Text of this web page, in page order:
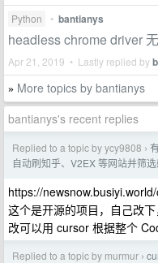
Python • bantianys
headless chrome driver
Apr 21, 2019 • Lastly replied by
» More topics by bantianys
bantianys's recent replies
Replied to a topic by ycy9808 ›
自动刷知乎、V2EX 等网站并筛选
https://
这个是开源的项目，自己改
改可以用 cursor 根据整个
Replied to a topic by murmur ›